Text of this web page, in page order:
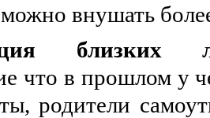
внушать
близких
что в прошлом у
родители